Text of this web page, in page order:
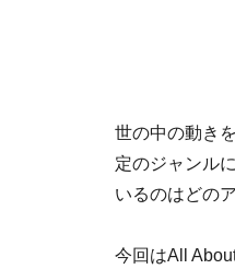
世の中の動き
定のジャンル
いるのはどの
今回はAll